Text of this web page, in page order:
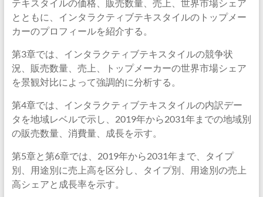
テキスタイルの価格、販売数量、売上、世界市場シェア
とともに、インタラクティブテキスタイルのトップメー
カーのプロフィールを紹介する。
第3章では、インタラクティブテキスタイルの競争状
況、販売数量、売上、トップメーカーの世界市場シェア
を景観対比によって強調的に分析する。
第4章では、インタラクティブテキスタイルの内訳デー
タを地域レベルで示し、2019年から2031年までの地域別
の販売数量、消費量、成長を示す。
第5章と第6章では、2019年から2031年まで、タイプ
別、用途別に売上高を区分し、タイプ別、用途別の売上
高シェアと成長率を示す。